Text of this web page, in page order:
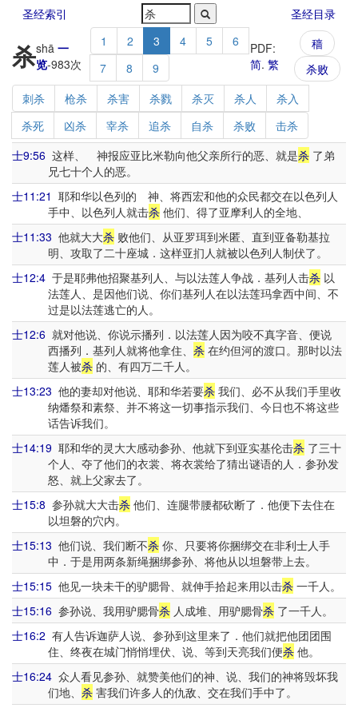
圣经索引 圣经目录
杀shā 一
览-983次
1 2 3 4 5
6
7
8 9
PDF:
简. 繁
穑
杀败
刺杀
枪杀 杀害 杀戮 杀灭 杀人
杀入
杀死
凶杀 宰杀 追杀 自杀 杀败
击杀
士9:56 这样、 神报应亚比米勒向他父亲所行的恶、就是杀 了弟
兄七十个人的恶。
士11:21 耶和华以色列的 神、将西宏和他的众民都交在以色列人
手中、以色列人就击杀他们、得了亚摩利人的全地、
士11:33 他就大大杀 败他们、从亚罗珥到米匿、直到亚备勒基拉
明、攻取了二十座城．这样亚扪人就被以色列人制伏了。
士12:4 于是耶弗他招聚基列人、与以法莲人争战．基列人击杀 以
法莲人、是因他们说、你们基列人在以法莲玛拿西中间、不
过是以法莲逃亡的人。
士12:6 就对他说、你说示播列．以法莲人因为咬不真字音、便说
西播列．基列人就将他拿住、 杀在约但河的渡口。那时以法
莲人被杀的、有四万二千人。
士13:23 他的妻却对他说、耶和华若要杀 我们、必不从我们手里收
纳燔祭和素祭、并不将这一切事指示我们、今日也不将这些
话告诉我们。
士14:19 耶和华的灵大大感动参孙、他就下到亚实基伦击杀 了三十
个人、夺了他们的衣裳、将衣裳给了猜出谜语的人．参孙发
怒、就上父家去了。
士15:8 参孙就大大击杀 他们、连腿带腰都砍断了．他便下去住在
以坦磐的穴内。
士15:13 他们说、我们断不杀 你、只要将你捆绑交在非利士人手
中．于是用两条新绳捆绑参孙、将他从以坦磐带上去。
士15:15 他见一块未干的驴腮骨、就伸手拾起来用以击杀 一千人。
士15:16 参孙说、我用驴腮骨杀 人成堆、用驴腮骨杀 了一千人。
士16:2 有人告诉迦萨人说、参孙到这里来了．他们就把他团团围
住、终夜在城门悄悄埋伏、说、等到天亮我们便杀他。
士16:24 众人看见参孙、就赞美他们的神、说、我们的神将毁坏我
们地、 杀害我们许多人的仇敌、交在我们手中了。